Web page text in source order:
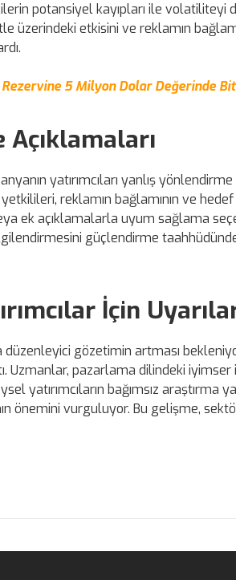
potansiyel kayıpları ile
üzerindeki etkisini ve reklamın
5 Milyon Dolar Değerinde
yatırımcıları yanlış yönlendirme
reklamın bağlamının ve
ek açıklamalarla uyum sağlama
güçlendirme
İçin
gözetimin artması
Uzmanlar, pazarlama dilindeki
yatırımcıların bağımsız araştırma
önemini vurguluyor. Bu gelişme,